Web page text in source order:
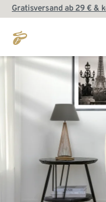
Gratisversand ab 29 € &